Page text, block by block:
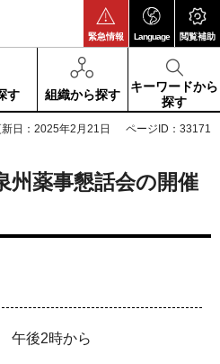
緊急情報 Language 閲覧補助
す 組織から探す
キーワードから
探す
日：2025年2月21日 ページID：33171
州薬事懇話会の開催
後2時から